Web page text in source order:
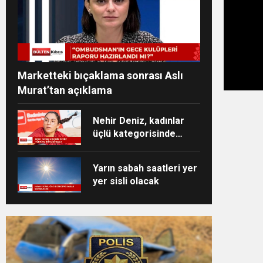
Marketteki bıçaklama sonrası Aslı
Murat’tan açıklama
Nehir Deniz, kadınlar
üçlü kategorisinde
Yarın sabah saatleri yer
yer sisli olacak